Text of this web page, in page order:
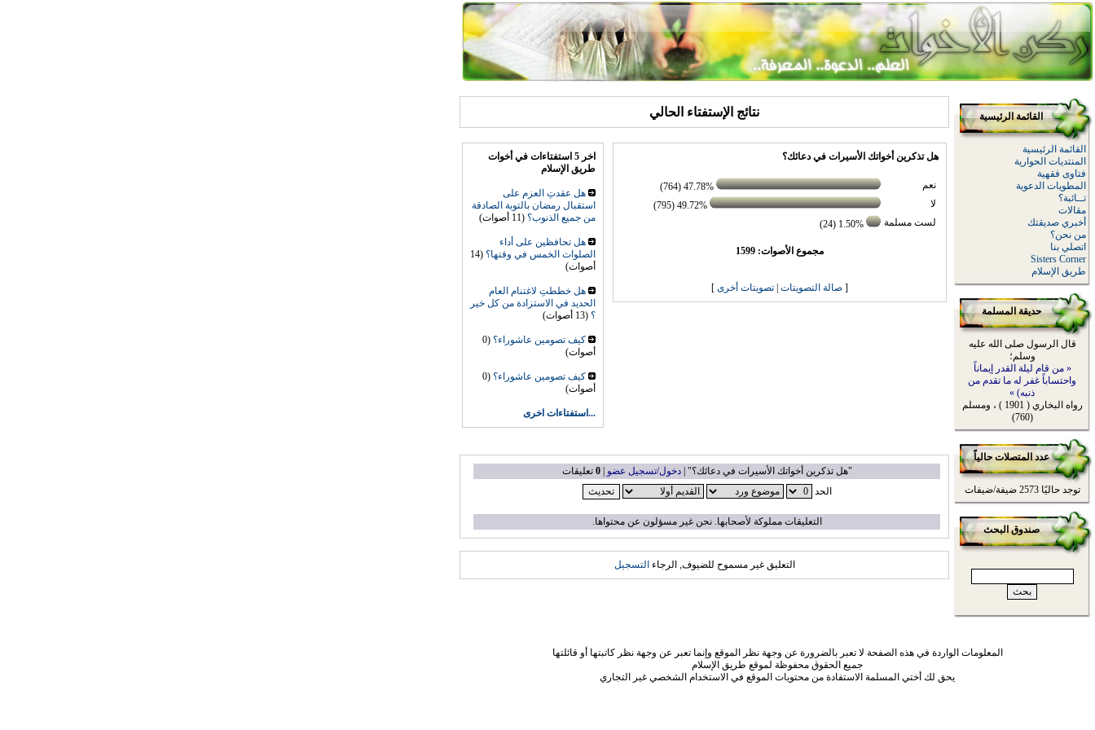
القائمة الرئيسية
القائمة الرئيسية
المنتديات الحوارية
فتاوى فقهية
المطويات الدعوية
تــائبة؟
مقالات
أخبري صديقتك
من نحن؟
اتصلي بنا
Sisters Corner
طريق الإسلام
حديقة المسلمة
قال الرسول صلى الله عليه
وسلم؛
« من قام ليلة القدر إيماناً
واحتساباً غفر له ما تقدم من
ذنبه) »
رواه البخاري ( 1901 ) ، ومسلم
(760)
عدد المتصلات حالياً
توجد حاليًا 2573 ضيفة/ضيفات
صندوق البحث
نتائج الإستفتاء الحالي
هل تذكرين أخواتك الأسيرات في دعائك؟
نعم
لا
لست مسلمة
مجموع الأصوات: 1599
[ صالة التصويتات تصويتات أخرى ]
اخر 5 استفتاءات في أخوات
طريق الإسلام
هل عقدتِ العزم على
استقبال رمضان بالتوبة الصادقة
من جميع الذنوب؟ (11 أصوات)
هل تحافظين على أداء
الصلوات الخمس في وقتها؟ (14
أصوات)
هل خططتِ لاغتنام العام
الحديد في الاستزادة من كل خير
؟ (13 أصوات)
كيف تصومين عاشوراء؟ (0
أصوات)
كيف تصومين عاشوراء؟ (0
أصوات)
...استفتاءات اخرى
"هل تذكرين أخواتك الأسيرات في دعائك؟" |دخول/تسجيل عضو |
0 تعليقات
الحد
التعليقات مملوكة لأصحابها. نحن غير مسؤلون عن محتواها.
التعليق غير مسموح للضيوف, الرجاء التسجيل
المعلومات الواردة في هذه الصفحة لا تعبر بالضرورة عن وجهة نظر الموقع وإنما تعبر عن وجهة نظر كاتبتها أو قائلتها
جميع الحقوق محفوظة لموقع طريق الإسلام
يحق لك أختي المسلمة الاستفادة من محتويات الموقع في الاستخدام الشخصي غير التجاري